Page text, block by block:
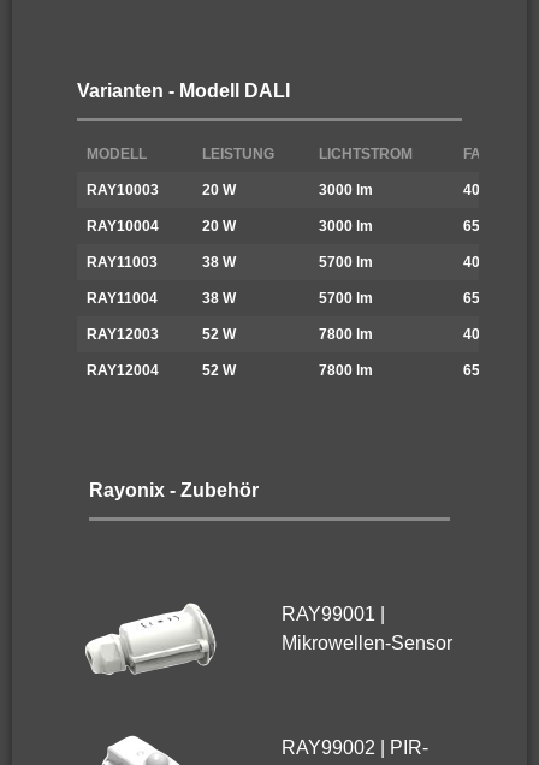
Varianten - Modell DALI
MODELL LEISTUNG LICHTSTROM
RAY10003 20 W 3000 lm 4000 K
RAY10004 20 W 3000 lm 6500 K
RAY11003 38 W 5700 lm 4000 K
RAY11004 38 W 5700 lm 6500 K
RAY12003 52 W 7800 lm 4000 K
RAY12004 52 W 7800 lm 6500 K
Rayonix - Zubehör
RAY99001 |
Mikrowellen-Sensor
RAY99002 | PIR-